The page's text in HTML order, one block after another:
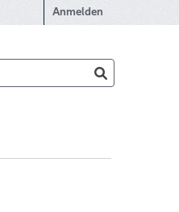
Anmelden